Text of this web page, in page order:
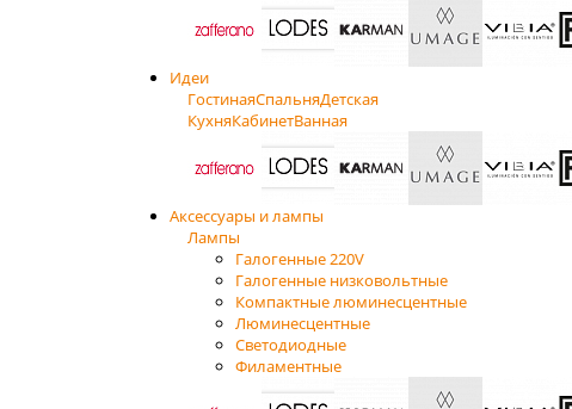
Идеи
ГостинаяСпальняДетская
КухняКабинетВанная
Аксессуары и лампы
Лампы
Галогенные 220V
Галогенные низковольтные
Компактные люминесцентные
Люминесцентные
Светодиодные
Филаментные